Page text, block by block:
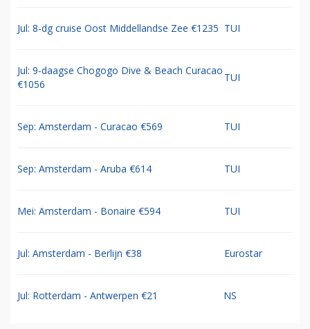
Jul: 8-dg cruise Oost Middellandse Zee €1235 TUI
Jul: 9-daagse Chogogo Dive & Beach Curacao
€1056
TUI
Sep: Amsterdam - Curacao €569 TUI
Sep: Amsterdam - Aruba €614 TUI
Mei: Amsterdam - Bonaire €594 TUI
Jul: Amsterdam - Berlijn €38 Eurostar
Jul: Rotterdam - Antwerpen €21 NS